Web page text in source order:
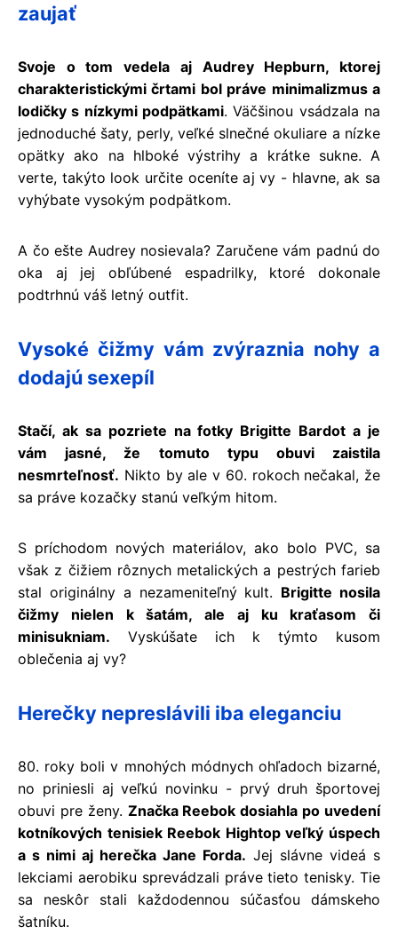
zaujať
Svoje o tom vedela aj Audrey Hepburn, ktorej
charakteristickými črtami bol práve minimalizmus a
lodičky s nízkymi podpätkami. Väčšinou vsádzala na
jednoduché šaty, perly, veľké slnečné okuliare a nízke
opätky ako na hlboké výstrihy a krátke sukne. A
verte, takýto look určite oceníte aj vy - hlavne, ak sa
vyhýbate vysokým podpätkom.
A čo ešte Audrey nosievala? Zaručene vám padnú do
oka aj jej obľúbené espadrilky, ktoré dokonale
podtrhnú váš letný outfit.
Vysoké čižmy vám zvýraznia nohy a
dodajú sexepíl
Stačí, ak sa pozriete na fotky Brigitte Bardot a je
vám jasné, že tomuto typu obuvi zaistila
nesmrteľnosť. Nikto by ale v 60. rokoch nečakal, že
sa práve kozačky stanú veľkým hitom.
S príchodom nových materiálov, ako bolo PVC, sa
však z čižiem rôznych metalických a pestrých farieb
stal originálny a nezameniteľný kult. Brigitte nosila
čižmy nielen k šatám, ale aj ku kraťasom či
minisukniam. Vyskúšate ich k týmto kusom
oblečenia aj vy?
Herečky nepreslávili iba eleganciu
80. roky boli v mnohých módnych ohľadoch bizarné,
no priniesli aj veľkú novinku - prvý druh športovej
obuvi pre ženy. Značka Reebok dosiahla po uvedení
kotníkových tenisiek Reebok Hightop veľký úspech
a s nimi aj herečka Jane Forda. Jej slávne videá s
lekciami aerobiku sprevádzali práve tieto tenisky. Tie
sa neskôr stali každodennou súčasťou dámskeho
šatníku.